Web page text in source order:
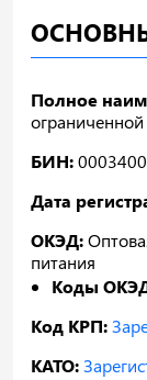
Полное
БИН:
Дата
ОКЭД:
питания
Коды
Код КРП:
КАТО: